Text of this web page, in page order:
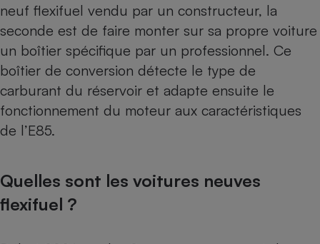
neuf flexifuel vendu par un constructeur, la
seconde est de faire monter sur sa propre voiture
un boîtier spécifique par un professionnel. Ce
boîtier de conversion détecte le type de
carburant du réservoir et adapte ensuite le
fonctionnement du moteur aux caractéristiques
de l’E85.
Quelles sont les voitures neuves
flexifuel ?